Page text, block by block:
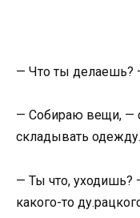
— Что ты делаешь?
— Собираю вещи, —
складывать одежду.
— Ты что, уходишь?
какого-то